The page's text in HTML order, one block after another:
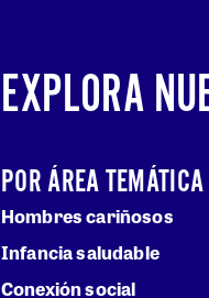
EXPLORA
POR ÁREA TEMÁTICA
Hombres cariñosos
Infancia saludable
Conexión social